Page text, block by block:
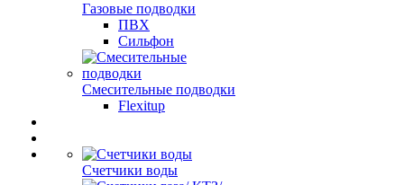
Газовые подводки
ПВХ
Сильфон
Смесительные подводки
Flexitup
Счетчики воды